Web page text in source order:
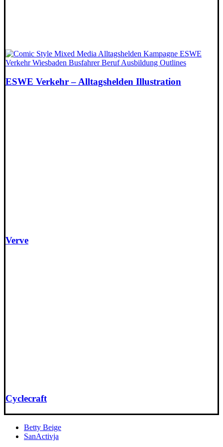
ESWE Verkehr – Alltagshelden Illustration
Verve
Cyclecraft
Betty Beige
SanActivja